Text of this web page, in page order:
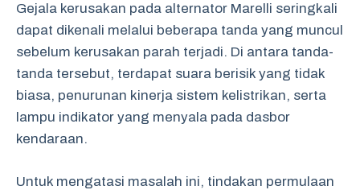
Gejala kerusakan pada alternator Marelli seringkali
dapat dikenali melalui beberapa tanda yang muncul
sebelum kerusakan parah terjadi. Di antara tanda-
tanda tersebut, terdapat suara berisik yang tidak
biasa, penurunan kinerja sistem kelistrikan, serta
lampu indikator yang menyala pada dasbor
kendaraan.
Untuk mengatasi masalah ini, tindakan permulaan